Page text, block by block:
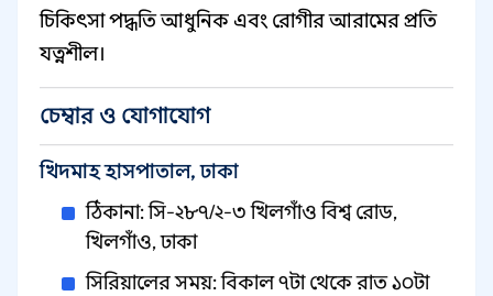
চিকিৎসা পদ্ধতি আধুনিক এবং রোগীর আরামের প্রতি
যত্নশীল।
চেম্বার ও যোগাযোগ
খিদমাহ হাসপাতাল, ঢাকা
ঠিকানা: সি-২৮৭/২-৩ খিলগাঁও বিশ্ব রোড,
খিলগাঁও, ঢাকা
সিরিয়ালের সময়: বিকাল ৭টা থেকে রাত ১০টা